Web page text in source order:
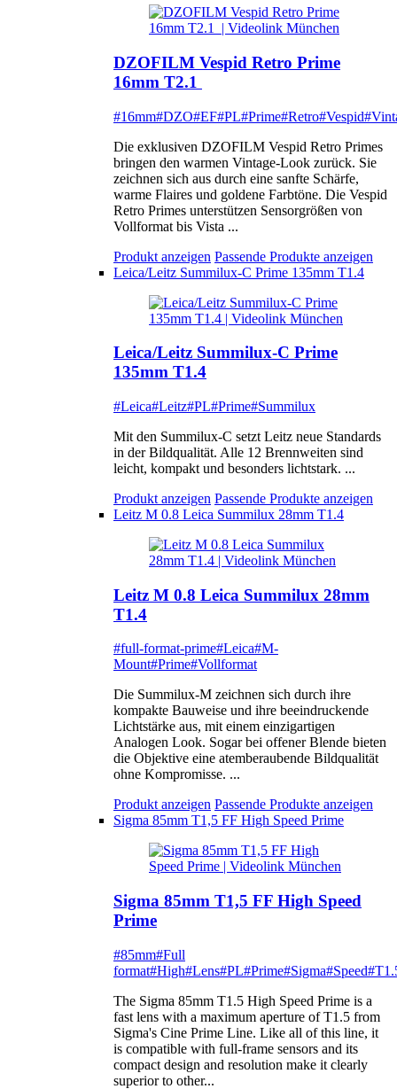
DZOFILM Vespid Retro Prime
16mm T2.1
#16mm#DZO#EF#PL#Prime#Retro#Vespid
Die exklusiven DZOFILM Vespid Retro Primes
bringen den warmen Vintage-Look zurück. Sie
zeichnen sich aus durch eine sanfte Schärfe,
warme Flaires und goldene Farbtöne. Die Vespid
Retro Primes unterstützen Sensorgrößen von
Vollformat bis Vista ...
Produkt anzeigen Passende Produkte anzeigen
Leica/Leitz Summilux-C Prime 135mm T1.4
Leica/Leitz Summilux-C Prime
135mm T1.4
#Leica#Leitz#PL#Prime#Summilux
Mit den Summilux-C setzt Leitz neue Standards
in der Bildqualität. Alle 12 Brennweiten sind
leicht, kompakt und besonders lichtstark. ...
Produkt anzeigen Passende Produkte anzeigen
Leitz M 0.8 Leica Summilux 28mm T1.4
Leitz M 0.8 Leica Summilux 28mm
T1.4
#full-format-prime#Leica#M-
Mount#Prime#Vollformat
Die Summilux-M zeichnen sich durch ihre
kompakte Bauweise und ihre beeindruckende
Lichtstärke aus, mit einem einzigartigen
Analogen Look. Sogar bei offener Blende bieten
die Objektive eine atemberaubende Bildqualität
ohne Kompromisse. ...
Produkt anzeigen Passende Produkte anzeigen
Sigma 85mm T1,5 FF High Speed Prime
Sigma 85mm T1,5 FF High Speed
Prime
#85mm#Full
format#High#Lens#PL#Prime#Sigma#Speed
The Sigma 85mm T1.5 High Speed Prime is a
fast lens with a maximum aperture of T1.5 from
Sigma's Cine Prime Line. Like all of this line, it
is compatible with full-frame sensors and its
compact design and resolution make it clearly
superior to other...